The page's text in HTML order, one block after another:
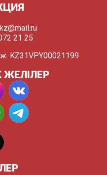
21 25
KZ31VPY00021199
ЖЕЛІЛЕР